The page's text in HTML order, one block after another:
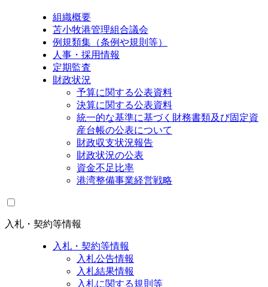
組織概要
苫小牧港管理組合議会
例規類集（条例や規則等）
人事・採用情報
定期監査
財政状況
予算に関する公表資料
決算に関する公表資料
統一的な基準に基づく財務書類及び固定資
産台帳の公表について
財政収支状況報告
財政状況の公表
資金不足比率
港湾整備事業経営戦略
入札・契約等情報
入札・契約等情報
入札公告情報
入札結果情報
入札に関する規則等